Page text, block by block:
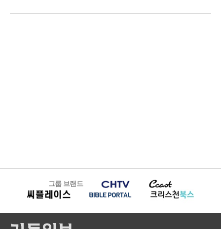
그룹 브랜드